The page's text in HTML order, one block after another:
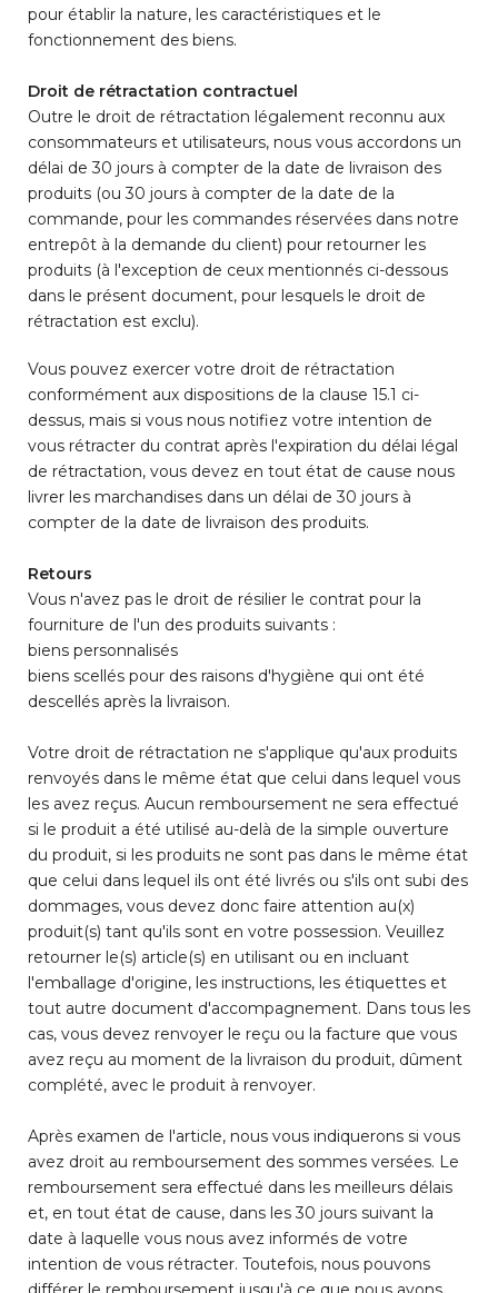
pour établir la nature, les caractéristiques et le
fonctionnement des biens.
Droit de rétractation contractuel
Outre le droit de rétractation légalement reconnu aux
consommateurs et utilisateurs, nous vous accordons un
délai de 30 jours à compter de la date de livraison des
produits (ou 30 jours à compter de la date de la
commande, pour les commandes réservées dans notre
entrepôt à la demande du client) pour retourner les
produits (à l'exception de ceux mentionnés ci-dessous
dans le présent document, pour lesquels le droit de
rétractation est exclu).
Vous pouvez exercer votre droit de rétractation
conformément aux dispositions de la clause 15.1 ci-
dessus, mais si vous nous notifiez votre intention de
vous rétracter du contrat après l'expiration du délai légal
de rétractation, vous devez en tout état de cause nous
livrer les marchandises dans un délai de 30 jours à
compter de la date de livraison des produits.
Retours
Vous n'avez pas le droit de résilier le contrat pour la
fourniture de l'un des produits suivants :
biens personnalisés
biens scellés pour des raisons d'hygiène qui ont été
descellés après la livraison.
Votre droit de rétractation ne s'applique qu'aux produits
renvoyés dans le même état que celui dans lequel vous
les avez reçus. Aucun remboursement ne sera effectué
si le produit a été utilisé au-delà de la simple ouverture
du produit, si les produits ne sont pas dans le même état
que celui dans lequel ils ont été livrés ou s'ils ont subi des
dommages, vous devez donc faire attention au(x)
produit(s) tant qu'ils sont en votre possession. Veuillez
retourner le(s) article(s) en utilisant ou en incluant
l'emballage d'origine, les instructions, les étiquettes et
tout autre document d'accompagnement. Dans tous les
cas, vous devez renvoyer le reçu ou la facture que vous
avez reçu au moment de la livraison du produit, dûment
complété, avec le produit à renvoyer.
Après examen de l'article, nous vous indiquerons si vous
avez droit au remboursement des sommes versées. Le
remboursement sera effectué dans les meilleurs délais
et, en tout état de cause, dans les 30 jours suivant la
date à laquelle vous nous avez informés de votre
intention de vous rétracter. Toutefois, nous pouvons